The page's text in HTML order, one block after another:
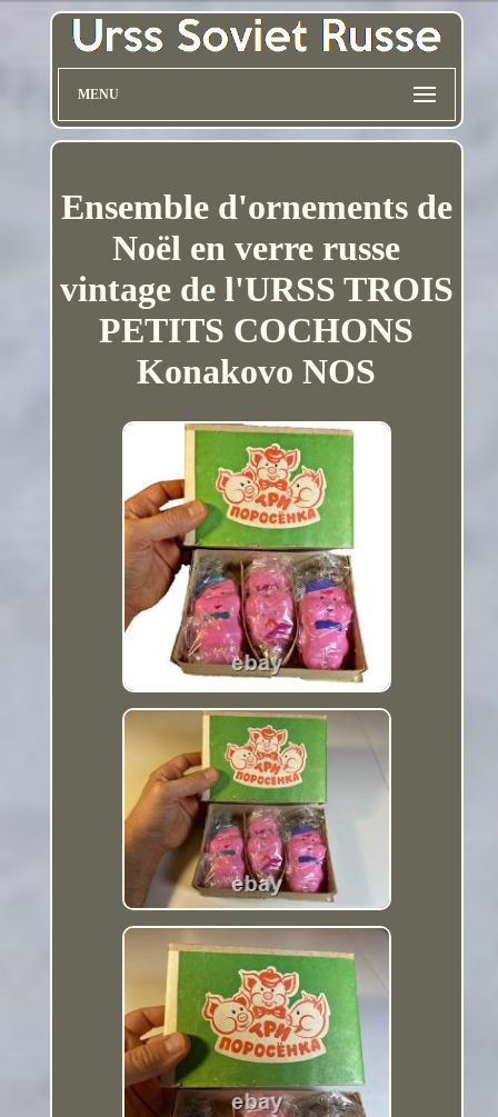
MENU
Ensemble d'ornements de
Noël en verre russe
vintage de l'URSS TROIS
PETITS COCHONS
Konakovo NOS